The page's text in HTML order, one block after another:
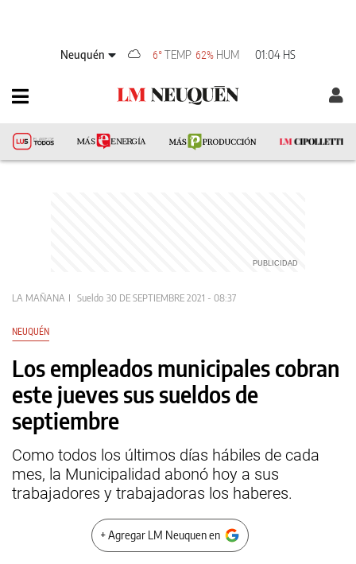
Neuquén 6°TEMP 62% HUM 01:04 HS
LA MAÑANA Sueldo 30 DE SEPTIEMBRE 2021 - 08:37
NEUQUÉN
Los empleados municipales cobran
este jueves sus sueldos de
septiembre
Como todos los últimos días hábiles de cada
mes, la Municipalidad abonó hoy a sus
trabajadores y trabajadoras los haberes.
+ Agregar LM Neuquen en